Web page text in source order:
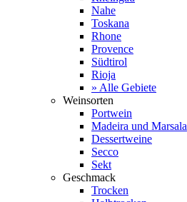
Nahe
Toskana
Rhone
Provence
Südtirol
Rioja
» Alle Gebiete
Weinsorten
Portwein
Madeira und Marsala
Dessertweine
Secco
Sekt
Geschmack
Trocken